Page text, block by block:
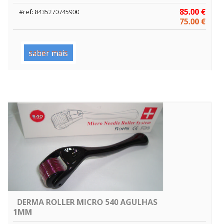
85.00 €
75.00 €
#ref: 8435270745900
saber mais
DERMA ROLLER MICRO 540 AGULHAS
1MM